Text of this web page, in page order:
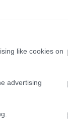
like cookies on
advertising
19:37